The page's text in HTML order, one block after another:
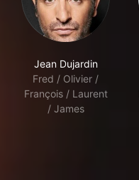
Jean Dujardin
Fred / Olivier /
François / Laurent
/ James